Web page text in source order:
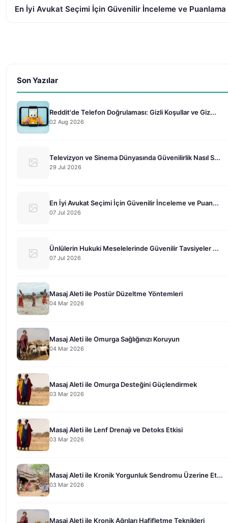
En İyi Avukat Seçimi İçin Güvenilir İnceleme ve Puanlama
Son Yazılar
Reddit'de Telefon Doğrulaması: Gizli Koşullar ve Giz...
02 Aug 2026
Televizyon ve Sinema Dünyasında Güvenilirlik Nasıl S...
29 Jul 2026
En İyi Avukat Seçimi İçin Güvenilir İnceleme ve Puan...
07 Jul 2026
Ünlülerin Hukuki Meselelerinde Güvenilir Tavsiyeler ...
07 Jul 2026
Masaj Aleti ile Postür Düzeltme Yöntemleri
04 Mar 2026
Masaj Aleti ile Omurga Sağlığınızı Koruyun
04 Mar 2026
Masaj Aleti ile Omurga Desteğini Güçlendirmek
03 Mar 2026
Masaj Aleti ile Lenf Drenajı ve Detoks Etkisi
03 Mar 2026
Masaj Aleti ile Kronik Yorgunluk Sendromu Üzerine Et...
03 Mar 2026
Masaj Aleti ile Kronik Ağrıları Hafifletme Teknikleri